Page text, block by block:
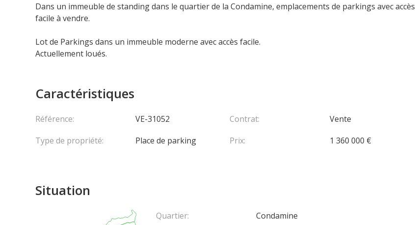
Dans un immeuble de standing dans le quartier de la Condamine, emplacements de parkings avec accès
facile à vendre.
Lot de Parkings dans un immeuble moderne avec accès facile.
Actuellement loués.
Caractéristiques
Référence:
VE-31052
Type de propriété:
Place de parking
Contrat:
Vente
Prix:
1 360 000 €
Situation
Quartier:
Condamine